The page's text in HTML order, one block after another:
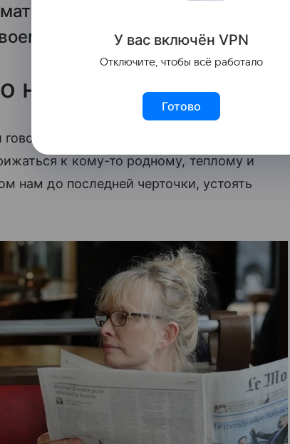
о том же и сумеет
«заместителю»?
ностальгия
все мы время от времени
к кому-то родному, теплому и
нам до последней черточки, устоять
У вас включён VPN
Отключите, чтобы всё работало
Готово